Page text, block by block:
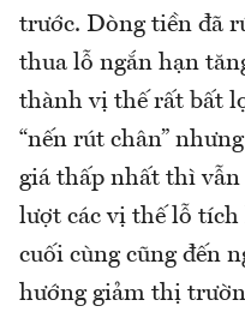
trước. Dòng tiền đã
thua lỗ ngắn hạn
thành vị thế rất bất
“nến rút chân”
giá thấp nhất thì
lượt các vị thế lỗ tích
cuối cùng cũng đến
hướng giảm thị